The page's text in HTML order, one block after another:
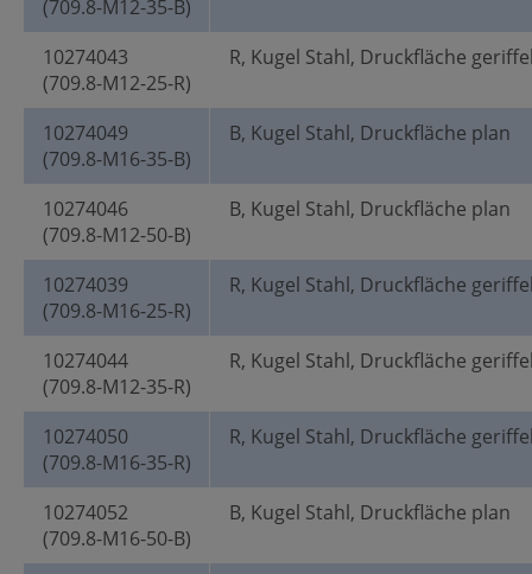
(709.8-M12-35-B)
10274043
(709.8-M12-25-R)
R, Kugel Stahl, Druckfläche
10274049
(709.8-M16-35-B)
B, Kugel Stahl, Druckfläche plan
10274046
(709.8-M12-50-B)
B, Kugel Stahl, Druckfläche plan
10274039
(709.8-M16-25-R)
R, Kugel Stahl, Druckfläche
10274044
(709.8-M12-35-R)
R, Kugel Stahl, Druckfläche
10274050
(709.8-M16-35-R)
R, Kugel Stahl, Druckfläche
10274052
(709.8-M16-50-B)
B, Kugel Stahl, Druckfläche plan